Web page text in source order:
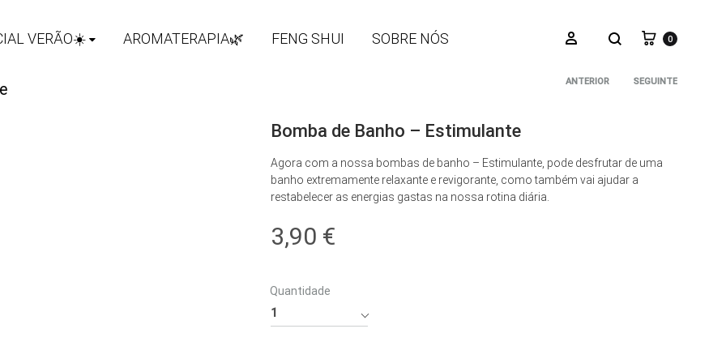
VERÃO☀️ AROMATERAPIA🌿 FENG SHUI SOBRE NÓS Iniciar sessão
PesquisarCarrinho
0
do
produto
ANTERIOR SEGUINTE
Bomba de Banho – Estimulante
Agora com a nossa bombas de banho – Estimulante, pode desfrutar de uma
banho extremamente relaxante e revigorante, como também vai ajudar a
restabelecer as energias gastas na nossa rotina diária.
3,90 €
Quantidade